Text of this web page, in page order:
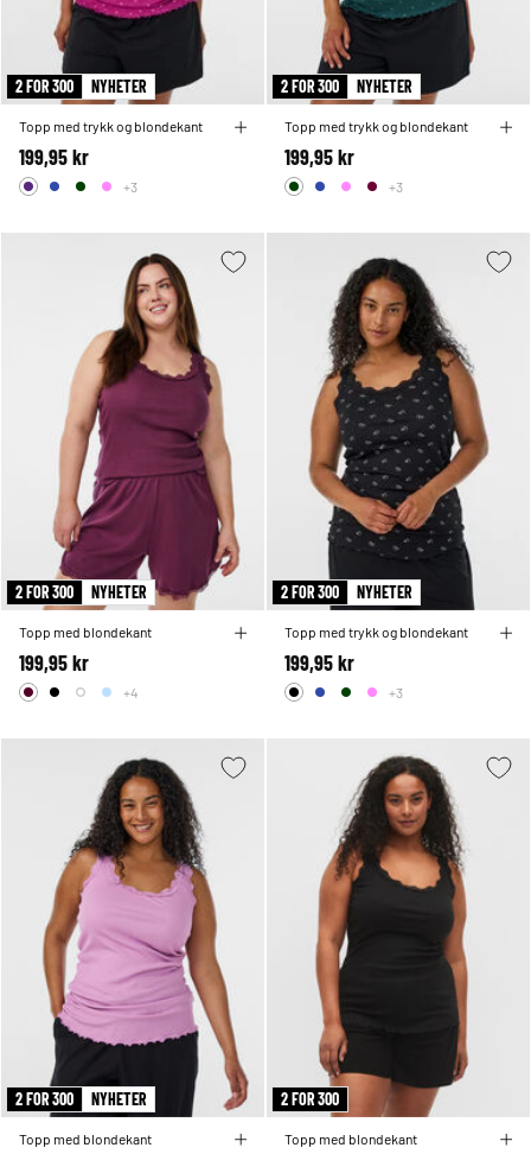
2 FOR 300 NYHETER
Topp med trykk og blondekant
199,95 kr
+3
2 FOR 300 NYHETER
Topp med trykk og blondekant
199,95 kr
+3
2 FOR 300 NYHETER
Topp med blondekant
199,95 kr
+4
2 FOR 300 NYHETER
Topp med trykk og blondekant
199,95 kr
+3
2 FOR 300 NYHETER
Topp med blondekant
2 FOR 300
Topp med blondekant